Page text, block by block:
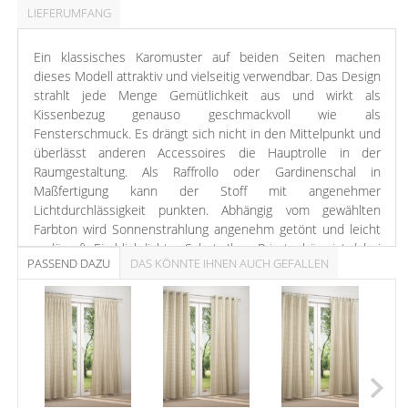
LIEFERUMFANG
Ein klassisches Karomuster auf beiden Seiten machen
dieses Modell attraktiv und vielseitig verwendbar. Das Design
strahlt jede Menge Gemütlichkeit aus und wirkt als
Kissenbezug genauso geschmackvoll wie als
Fensterschmuck. Es drängt sich nicht in den Mittelpunkt und
überlässt anderen Accessoires die Hauptrolle in der
Raumgestaltung. Als Raffrollo oder Gardinenschal in
Maßfertigung kann der Stoff mit angenehmer
Lichtdurchlässigkeit punkten. Abhängig vom gewählten
Farbton wird Sonnenstrahlung angenehm getönt und leicht
gedämpft. Ein blickdichter Schutz Ihrer Privatsphäre ist dabei
jederzeit gewahrt. Selbst bei künstlicher Beleuchtung
können neugierige Nachbarn nur grobe Umrisse erkennen.
Das Mischgewebe aus Polyester und Baumwolle ist
strapazierfähig und pflegeleicht. Reinigen können Sie es bei
30°C im Schonwaschgang.
Beigetöne verströmen eine neutrale, behagliche Stimmung
und sind populäre Raumgestalter. Die unaufgeregte Wirkung
PASSEND DAZU DAS KÖNNTE IHNEN AUCH GEFALLEN